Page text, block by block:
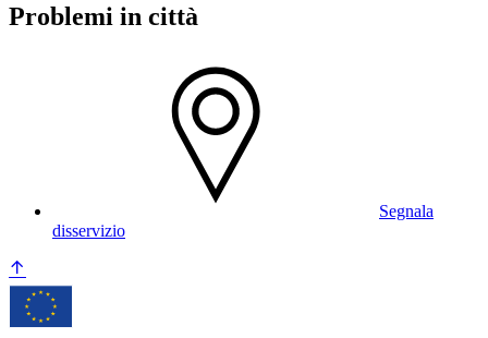
Problemi in città
Segnala
disservizio